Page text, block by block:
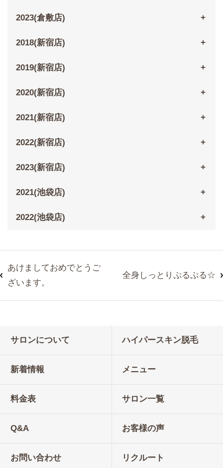
2023(倉敷店)
2018(新宿店)
2019(新宿店)
2020(新宿店)
2021(新宿店)
2022(新宿店)
2023(新宿店)
2021(池袋店)
2022(池袋店)
あけましておめでとうご
ざいます。
全身しっとりぷるぷる☆
サロンについて ハイパースキン脱毛
新着情報 メニュー
料金表 サロン一覧
Q&A お客様の声
お問い合わせ リクルート